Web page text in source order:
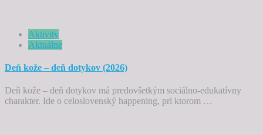
Aktivity
Aktuálne
Deň kože – deň dotykov (2026)
Deň kože – deň dotykov má predovšetkým sociálno-edukatívny
charakter. Ide o celoslovenský happening, pri ktorom …